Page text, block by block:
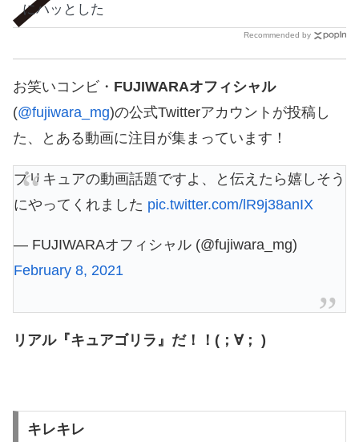
にハッとした
Recommended by
お笑いコンビ・ FUJIWARAオフィシャル
(@fujiwara_mg)の公式Twitterアカウントが投稿し
た、とある動画に注目が集まっています！
プリキュアの動画話題ですよ、と伝えたら嬉しそう
にやってくれました pic.twitter.com/lR9j38anIX
— FUJIWARAオフィシャル (@fujiwara_mg)
February 8, 2021
リアル『キュアゴリラ』だ！！(；∀； )
キレキレ